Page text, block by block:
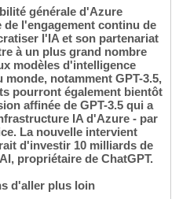
générale d'Azure
de l'engagement continu de
l'IA et son partenariat
à un plus grand nombre
modèles d'intelligence
notamment GPT-3.5,
pourront également bientôt
affinée de GPT-3.5 qui a
IA d'Azure - par
La nouvelle intervient
d'investir 10 milliards de
propriétaire de ChatGPT.
d'aller plus loin